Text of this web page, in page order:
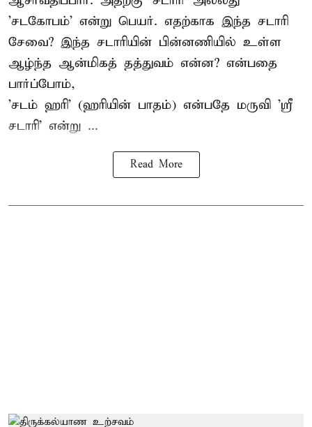
'சடகோபம்' என்று பெயர். எதற்காக இந்த சடாரி
சேவை? இந்த சடாரியின் பின்னணியில் உள்ள
ஆழ்ந்த ஆன்மிகத் தத்துவம் என்ன? என்பதை
பார்ப்போம்,
'சடம் ஹரி' (ஹரியின் பாதம்) என்பதே மருவி 'ஸ்ரீ
சடாரி' என்று ...
Read More